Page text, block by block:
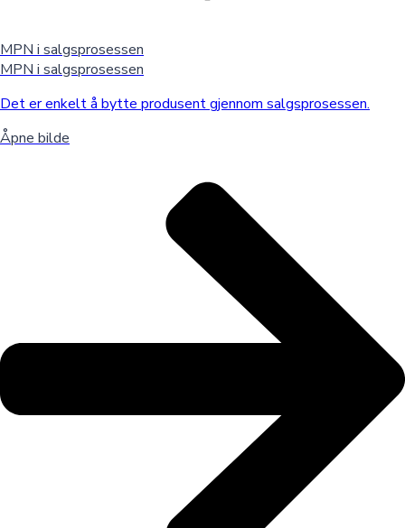
MPN i salgsprosessen
MPN i salgsprosessen
Det er enkelt å bytte produsent gjennom salgsprosessen.
Åpne bilde